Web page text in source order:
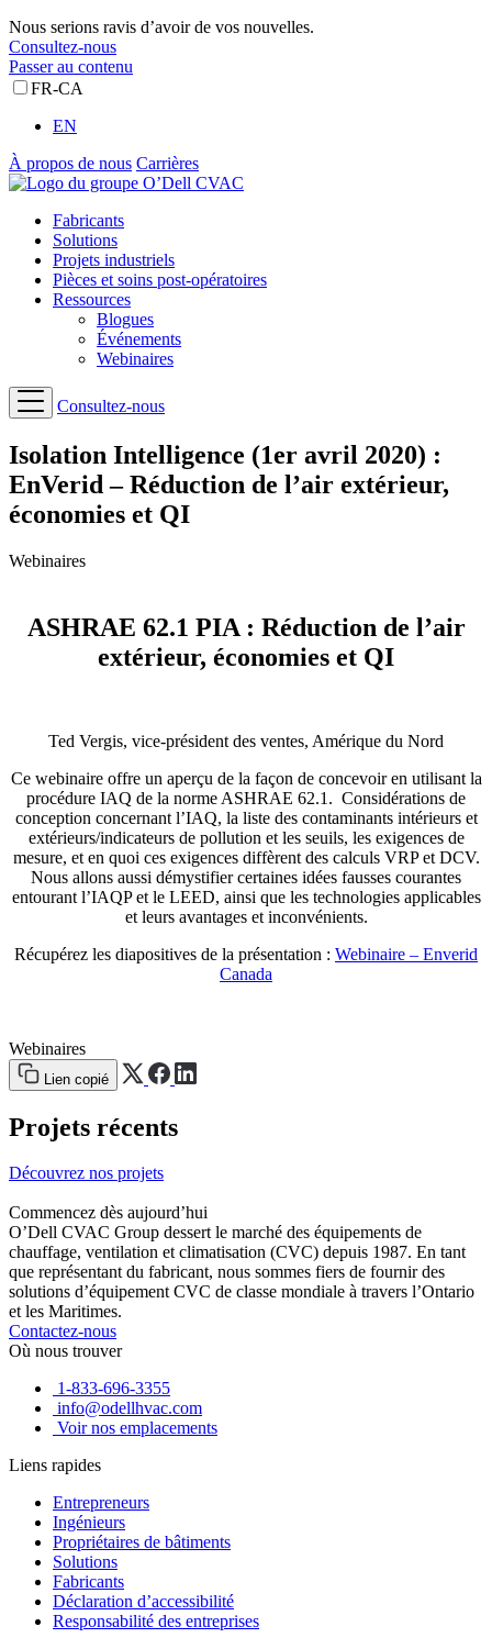
Nous serions ravis d’avoir de vos nouvelles.
Consultez-nous
Passer au contenu
FR-CA
EN
À propos de nous Carrières
Fabricants
Solutions
Projets industriels
Pièces et soins post-opératoires
Ressources
Blogues
Événements
Webinaires
Consultez-nous
Isolation Intelligence (1er avril 2020) :
EnVerid – Réduction de l’air extérieur,
économies et QI
Webinaires
ASHRAE 62.1 PIA : Réduction de l’air
extérieur, économies et QI
Ted Vergis, vice-président des ventes, Amérique du Nord
Ce webinaire offre un aperçu de la façon de concevoir en utilisant la
procédure IAQ de la norme ASHRAE 62.1. Considérations de
conception concernant l’IAQ, la liste des contaminants intérieurs et
extérieurs/indicateurs de pollution et les seuils, les exigences de
mesure, et en quoi ces exigences diffèrent des calculs VRP et DCV.
Nous allons aussi démystifier certaines idées fausses courantes
entourant l’IAQP et le LEED, ainsi que les technologies applicables
et leurs avantages et inconvénients.
Récupérez les diapositives de la présentation : Webinaire – Enverid
Canada
Webinaires
Lien copié
Projets récents
Découvrez nos projets
Commencez dès aujourd’hui
O’Dell CVAC Group dessert le marché des équipements de
chauffage, ventilation et climatisation (CVC) depuis 1987. En tant
que représentant du fabricant, nous sommes fiers de fournir des
solutions d’équipement CVC de classe mondiale à travers l’Ontario
et les Maritimes.
Contactez-nous
Où nous trouver
1-833-696-3355
info@odellhvac.com
Voir nos emplacements
Liens rapides
Entrepreneurs
Ingénieurs
Propriétaires de bâtiments
Solutions
Fabricants
Déclaration d’accessibilité
Responsabilité des entreprises